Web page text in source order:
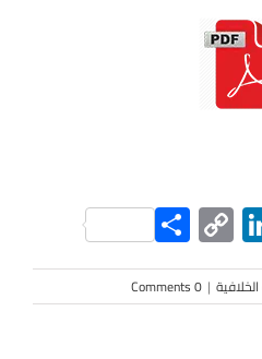
LinkedIn
Copy
Link
Share
|
0 Comments